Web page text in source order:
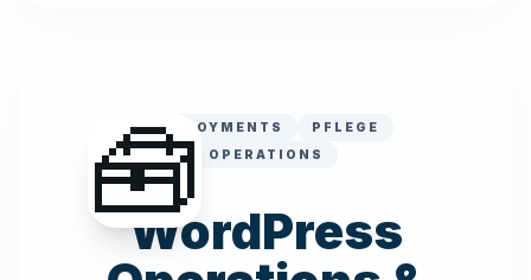
🧰DEPLOYMENTS
PFLEGE
OPERATIONS
WordPress